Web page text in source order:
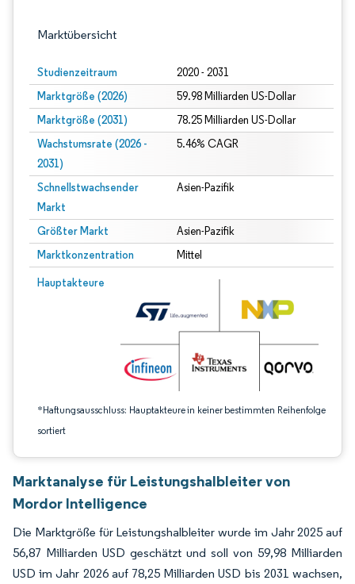
Marktübersicht
Studienzeitraum 2020 - 2031
Marktgröße (2026) 59.98 Milliarden US-Dollar
Marktgröße (2031) 78.25 Milliarden US-Dollar
Wachstumsrate (2026 -
2031)
5.46% CAGR
Schnellstwachsender
Markt
Asien-Pazifik
Größter Markt Asien-Pazifik
Marktkonzentration Mittel
Hauptakteure
*Haftungsausschluss: Hauptakteure in keiner bestimmten Reihenfolge
sortiert
Bild © Mordor Intelligence. Wiederverwendung erfordert Namensnennung
Marktanalyse für Leistungshalbleiter von
Mordor Intelligence
Die Marktgröße für Leistungshalbleiter wurde im Jahr 2025 auf
56,87 Milliarden USD geschätzt und soll von 59,98 Milliarden
USD im Jahr 2026 auf 78,25 Milliarden USD bis 2031 wachsen,